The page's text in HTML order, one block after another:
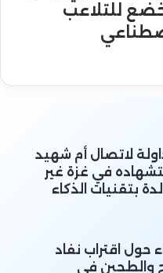
للتلاعب
لاتصال أم شهيد
في غزة غير
بتقنيات الذكاء
حول اقتراب نفاد
والطحين في